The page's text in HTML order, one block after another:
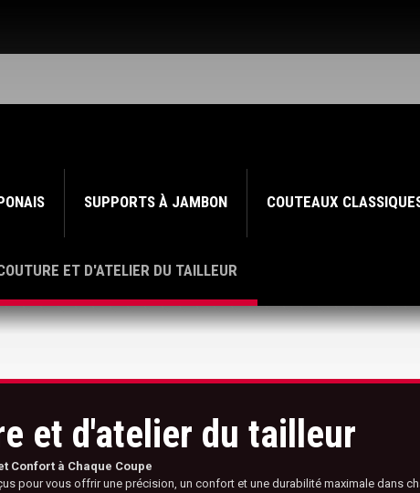
SUPPORTS À JAMBON COUTEAUX
ET D'ATELIER DU TAILLEUR
et d'atelier du tailleur
Confort à Chaque Coupe
pour vous offrir une précision, un confort et une durabilité maximale dans